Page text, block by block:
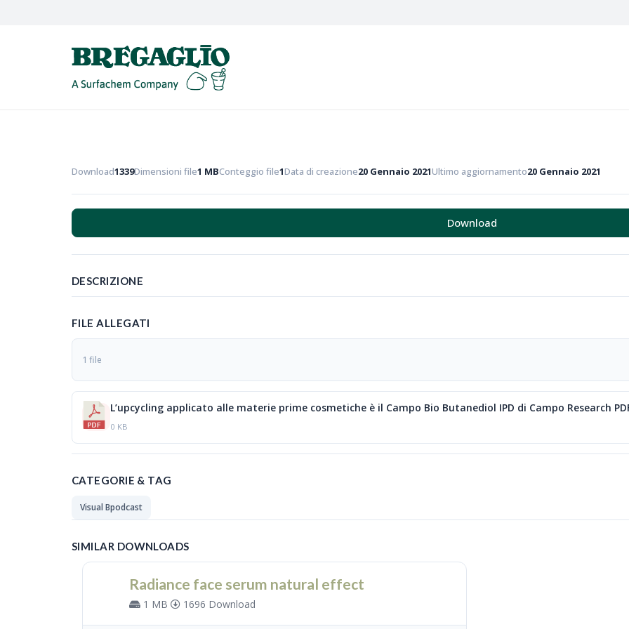
Download1339Dimensioni file1 MBConteggio file1Data di creazione20 Gennaio 2021Ultimo aggiornamento20 Gennaio 2021
Download
DESCRIZIONE
FILE ALLEGATI
1 file
L’upcycling applicato alle materie prime cosmetiche è il Campo Bio Butanediol IPD di Campo Research
0 KB
CATEGORIE & TAG
Visual Bpodcast
SIMILAR DOWNLOADS
Radiance face serum natural effect
1 MB 1696 Download